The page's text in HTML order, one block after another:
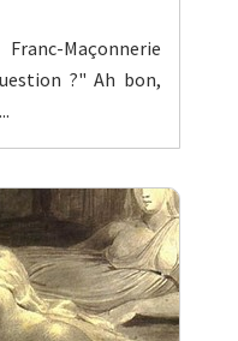
Maçonnerie
?" Ah bon,